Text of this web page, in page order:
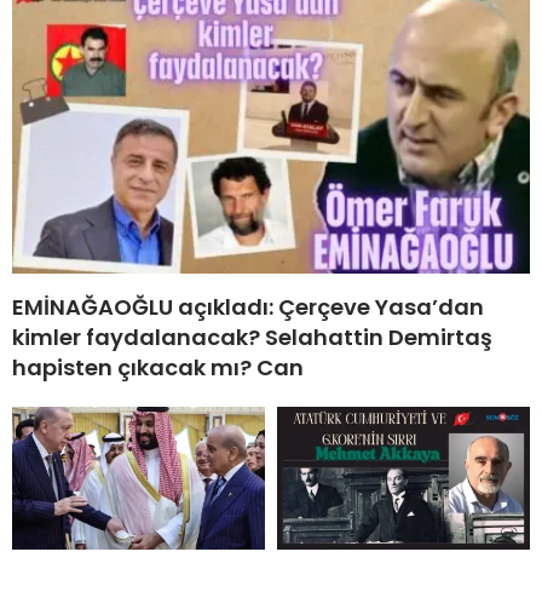
EMİNAĞAOĞLU açıkladı: Çerçeve Yasa’dan
kimler faydalanacak? Selahattin Demirtaş
hapisten çıkacak mı? Can